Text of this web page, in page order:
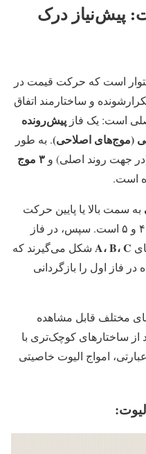
پیش‌نیاز درک
است که حرکت قیمت در
و ساختارمند اتفاق
است: یک فاز پیش‌رونده
(موج‌های اصلاحی). به طور
جهت روند اصلی) و
۳ موج
است.
به سمت بالا یا پایین حرکت
می‌کند که شامل موج‌های ۱، ۲، ۳، ۴ و ۵ است. سپس، در فاز
A، B، C شکل می‌گیرند که
فاز اول را بازگردانی
مختلف قابل مشاهده
از ساختارهای کوچک‌تری با
امواج الیوت خاصیتی